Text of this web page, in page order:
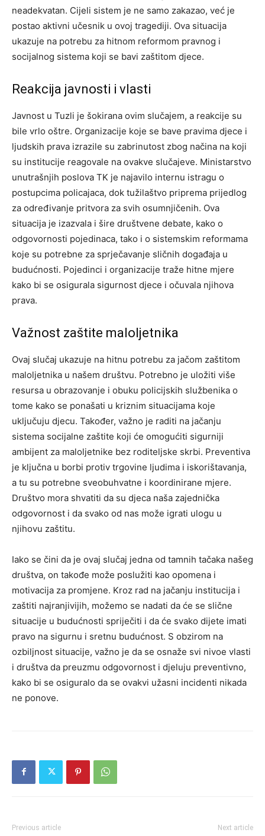
neadekvatan. Cijeli sistem je ne samo zakazao, već je
postao aktivni učesnik u ovoj tragediji. Ova situacija
ukazuje na potrebu za hitnom reformom pravnog i
socijalnog sistema koji se bavi zaštitom djece.
Reakcija javnosti i vlasti
Javnost u Tuzli je šokirana ovim slučajem, a reakcije su
bile vrlo oštre. Organizacije koje se bave pravima djece i
ljudskih prava izrazile su zabrinutost zbog načina na koji
su institucije reagovale na ovakve slučajeve. Ministarstvo
unutrašnjih poslova TK je najavilo internu istragu o
postupcima policajaca, dok tužilaštvo priprema prijedlog
za određivanje pritvora za svih osumnjičenih. Ova
situacija je izazvala i šire društvene debate, kako o
odgovornosti pojedinaca, tako i o sistemskim reformama
koje su potrebne za sprječavanje sličnih događaja u
budućnosti. Pojedinci i organizacije traže hitne mjere
kako bi se osigurala sigurnost djece i očuvala njihova
prava.
Važnost zaštite maloljetnika
Ovaj slučaj ukazuje na hitnu potrebu za jačom zaštitom
maloljetnika u našem društvu. Potrebno je uložiti više
resursa u obrazovanje i obuku policijskih službenika o
tome kako se ponašati u kriznim situacijama koje
uključuju djecu. Također, važno je raditi na jačanju
sistema socijalne zaštite koji će omogućiti sigurniji
ambijent za maloljetnike bez roditeljske skrbi. Preventiva
je ključna u borbi protiv trgovine ljudima i iskorištavanja,
a tu su potrebne sveobuhvatne i koordinirane mjere.
Društvo mora shvatiti da su djeca naša zajednička
odgovornost i da svako od nas može igrati ulogu u
njihovu zaštitu.
Iako se čini da je ovaj slučaj jedna od tamnih tačaka našeg
društva, on takođe može poslužiti kao opomena i
motivacija za promjene. Kroz rad na jačanju institucija i
zaštiti najranjivijih, možemo se nadati da će se slične
situacije u budućnosti spriječiti i da će svako dijete imati
pravo na sigurnu i sretnu budućnost. S obzirom na
ozbiljnost situacije, važno je da se osnaže svi nivoe vlasti
i društva da preuzmu odgovornost i djeluju preventivno,
kako bi se osiguralo da se ovakvi užasni incidenti nikada
ne ponove.
Previous article Next article